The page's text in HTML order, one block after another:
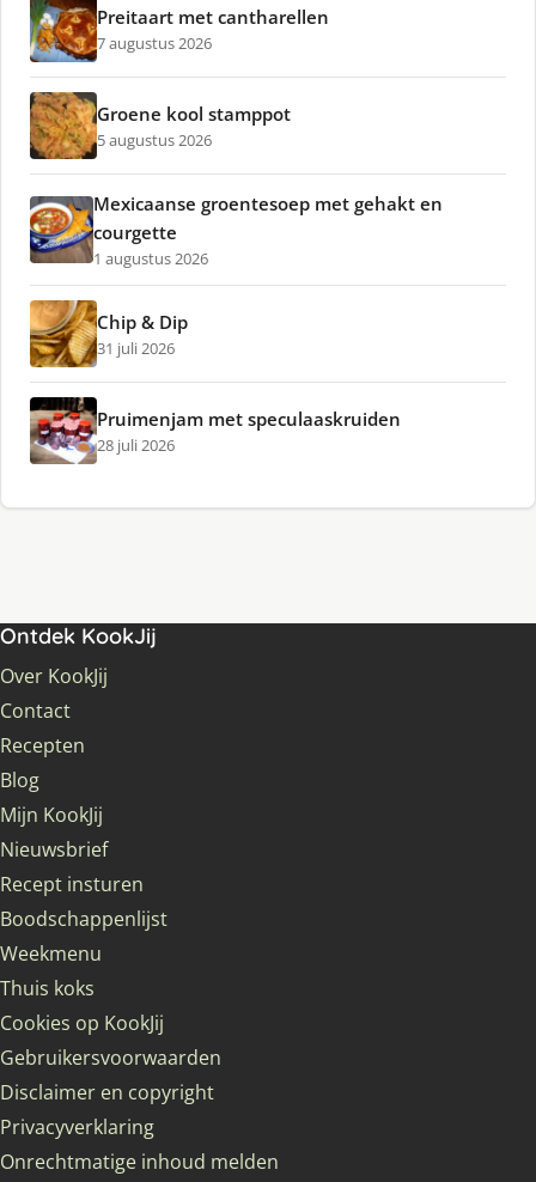
Preitaart met cantharellen
7 augustus 2026
Groene kool stamppot
5 augustus 2026
Mexicaanse groentesoep met gehakt en
courgette
1 augustus 2026
Chip & Dip
31 juli 2026
Pruimenjam met speculaaskruiden
28 juli 2026
Ontdek KookJij
Over KookJij
Contact
Recepten
Blog
Mijn KookJij
Nieuwsbrief
Recept insturen
Boodschappenlijst
Weekmenu
Thuis koks
Cookies op KookJij
Gebruikersvoorwaarden
Disclaimer en copyright
Privacyverklaring
Onrechtmatige inhoud melden